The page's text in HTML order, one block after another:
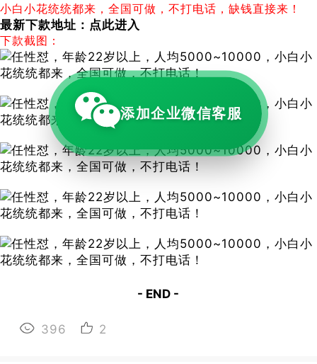
小白小花统统都来，全国可做，不打电话，缺钱直接来！
最新下款地址： 点此进入
下款截图：
- END -
396 2
添加企业微信客服